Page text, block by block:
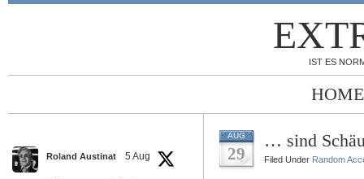
IST ES
HOME
Roland Austinat 5 Aug
AUG
29
… sind
Filed Under Random